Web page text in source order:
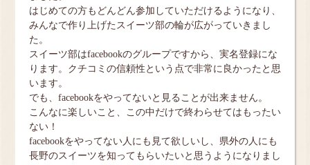
はじめての方もどんどん参加していただけるようになり、
みんなで作り上げたスイーツ部の輪が広がっていきまし
た。
スイーツ部はfacebookのグループですから、実名登録にな
ります。クチコミの信頼性という点で非常に良かったと思
います。
でも、facebookをやってないと見ることが出来ません。
こんなに楽しいこと、この中だけで終わらせてはもったい
ない！
facebookをやってない人にも見て欲しいし、県外の人にも
長野のスイーツを知ってもらいたいと思うようになりまし